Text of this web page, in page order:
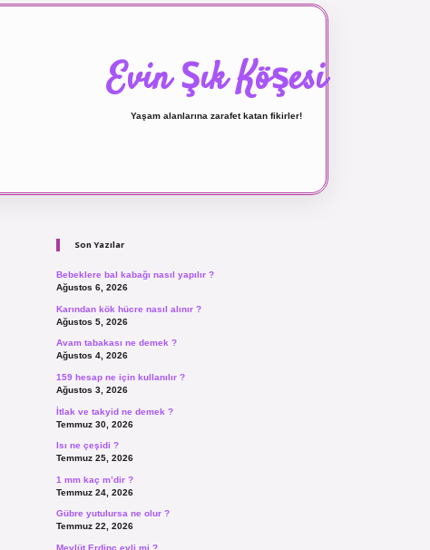
Evin Şık Köşesi
Yaşam alanlarına zarafet katan fikirler!
Son Yazılar
Bebeklere bal kabağı nasıl yapılır ?
Ağustos 6, 2026
Karından kök hücre nasıl alınır ?
Ağustos 5, 2026
Avam tabakası ne demek ?
Ağustos 4, 2026
159 hesap ne için kullanılır ?
Ağustos 3, 2026
İtlak ve takyid ne demek ?
Temmuz 30, 2026
Isı ne çeşidi ?
Temmuz 25, 2026
1 mm kaç m’dir ?
Temmuz 24, 2026
Gübre yutulursa ne olur ?
Temmuz 22, 2026
Mevlüt Erdinç evli mi ?